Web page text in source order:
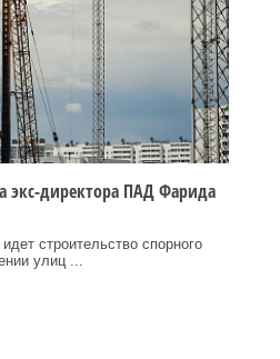
экс-директора ПАД Фарида
строительство спорного
улиц ...